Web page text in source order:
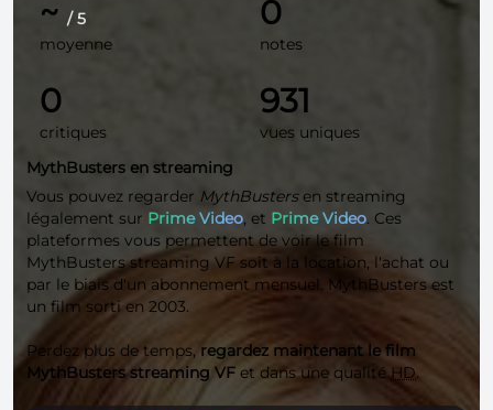
~ / 5
moyenne
0
notes
0
critiques
931
vues uniques
MythBusters en streaming
Vous pouvez regarder MythBustersen streaming
légalement sur Prime Video, et Prime Video. Ces
plateformes vous permettent de voir le film
MythBusters streaming VF soit à la location, l'achat ou
par le biais d'un abonnement mensuel. MythBusters est
un film sorti en 2003.
Perdez plus de temps, regardez maintenant le film
MythBusters streaming VF et dans une qualitéHD.